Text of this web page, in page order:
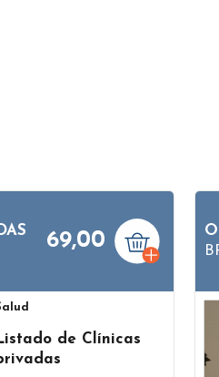
69,00
de Clínicas